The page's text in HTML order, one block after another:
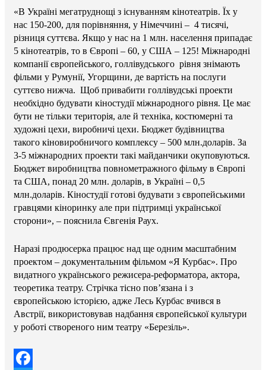
«В Україні мегатруднощі з існуванням кінотеатрів. Їх у
нас 150-200, для порівняння, у Німеччині – 4 тисячі,
різниця суттєва. Якщо у нас на 1 млн. населення припадає
5 кінотеатрів, то в Європі – 60, у США – 125! Міжнародні
компанії європейського, голлівудського рівня знімають
фільми у Румунії, Угорщини, де вартість на послуги
суттєво нижча. Щоб привабити голлівудські проекти
необхідно будувати кіностудії міжнародного рівня. Це має
бути не тільки територія, але й техніка, костюмерні та
художні цехи, виробничі цехи. Бюджет будівництва
такого кіновиробничого комплексу – 500 млн.доларів. За
3-5 міжнародних проекти такі майданчики окуповуються.
Бюджет виробництва повнометражного фільму в Європі
та США, понад 20 млн. доларів, в Україні – 0,5
млн.доларів. Кіностудії готові будувати з європейськими
гравцями кіноринку але при підтримці української
сторони», – пояснила Євгенія Раух.
Наразі продюсерка працює над ще одним масштабним
проектом – документальним фільмом «Я Курбас». Про
видатного українського режисера-реформатора, актора,
теоретика театру. Стрічка тісно пов’язана і з
європейською історією, адже Лесь Курбас вчився в
Австрії, використовував надбання європейської культури
у роботі створеного ним театру «Березіль».